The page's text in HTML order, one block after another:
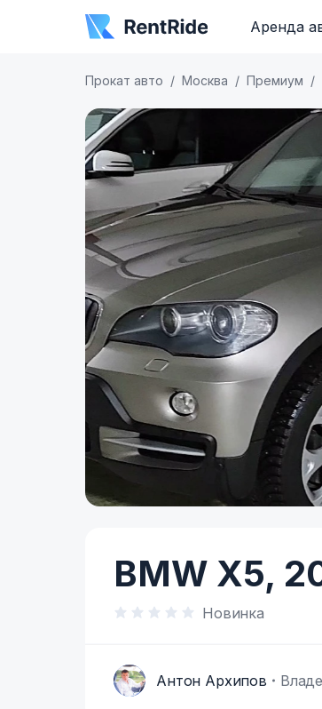
Аренда
Прокат авто Москва Премиум
BMW X5,
Новинка
А Антон Архипов